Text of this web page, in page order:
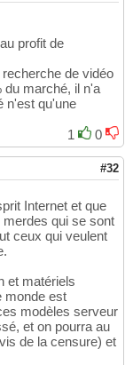
profit de
de vidéo
du marché, il n'a
n'est qu'une
1
0
#32
Internet et que
merdes qui se sont
ceux qui veulent
et matériels
monde est
modèles serveur
et on pourra au
de la censure) et